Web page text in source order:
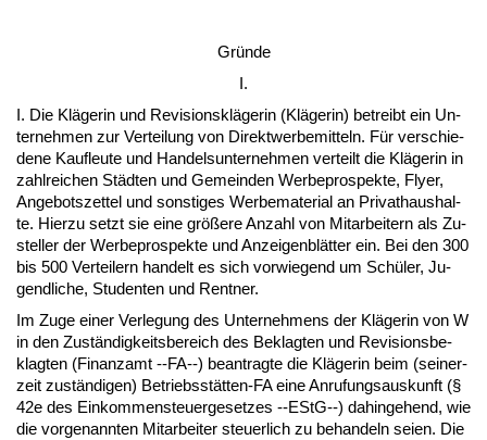
Gründe
I.
I. Die Kläge­rin und Re­vi­si­onskläge­rin (Kläge­rin) be­treibt ein Un­
ter­neh­men zur Ver­tei­lung von Di­rekt­wer­be­mit­teln. Für ver­schie­
de­ne Kauf­leu­te und Han­dels­un­ter­neh­men ver­teilt die Kläge­rin in
zahl­rei­chen Städten und Ge­mein­den Wer­be­pro­spek­te, Fly­er,
An­ge­bots­zet­tel und sons­ti­ges Wer­be­ma­te­ri­al an Pri­vat­haus­hal­
te. Hier­zu setzt sie ei­ne größere An­zahl von Mit­ar­bei­tern als Zu­
stel­ler der Wer­be­pro­spek­te und An­zei­gen­blätter ein. Bei den 300
bis 500 Ver­tei­lern han­delt es sich vor­wie­gend um Schüler, Ju­
gend­li­che, Stu­den­ten und Rent­ner.
Im Zu­ge ei­ner Ver­le­gung des Un­ter­neh­mens der Kläge­rin von W
in den Zuständig­keits­be­reich des Be­klag­ten und Re­vi­si­ons­be­
klag­ten (Fi­nanz­amt --FA--) be­an­trag­te die Kläge­rin beim (sei­ner­
zeit zuständi­gen) Be­triebsstätten-FA ei­ne An­ru­fungs­aus­kunft (§
42e des Ein­kom­men­steu­er­ge­set­zes --EStG--) da­hin­ge­hend, wie
die vor­ge­nann­ten Mit­ar­bei­ter steu­er­lich zu be­han­deln sei­en. Die